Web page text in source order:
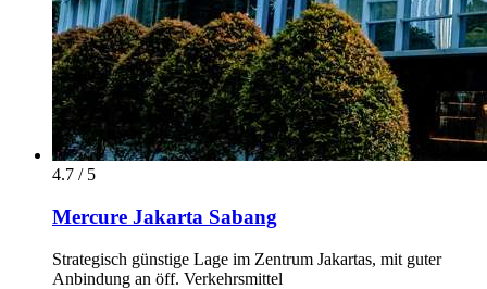
4.7 / 5
Mercure Jakarta Sabang
Strategisch günstige Lage im Zentrum Jakartas, mit guter
Anbindung an öff. Verkehrsmittel